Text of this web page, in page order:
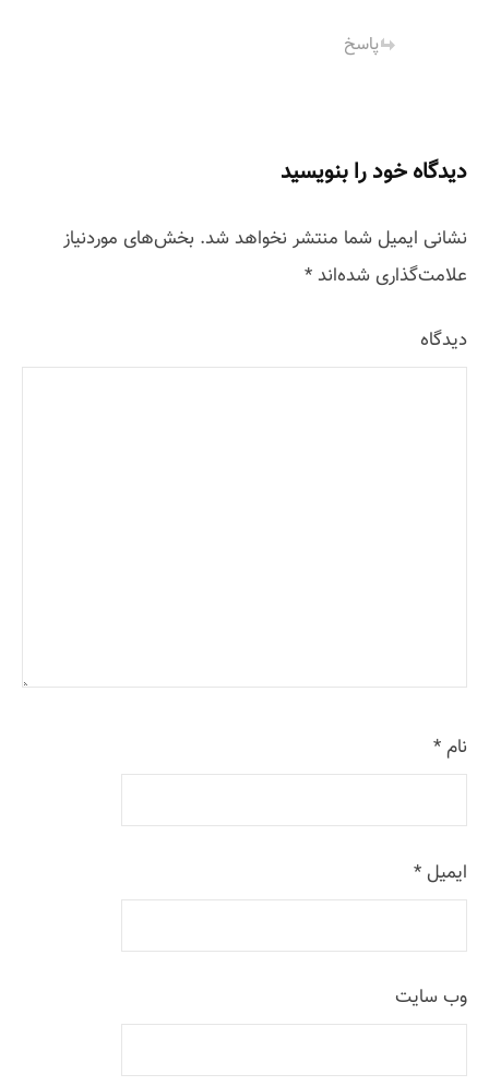
پاسخ
دیدگاه خود را بنویسید
نشانی ایمیل شما منتشر نخواهد شد. بخش‌های موردنیاز
علامت‌گذاری شده‌اند *
دیدگاه
نام*
ایمیل *
وب‌ سایت